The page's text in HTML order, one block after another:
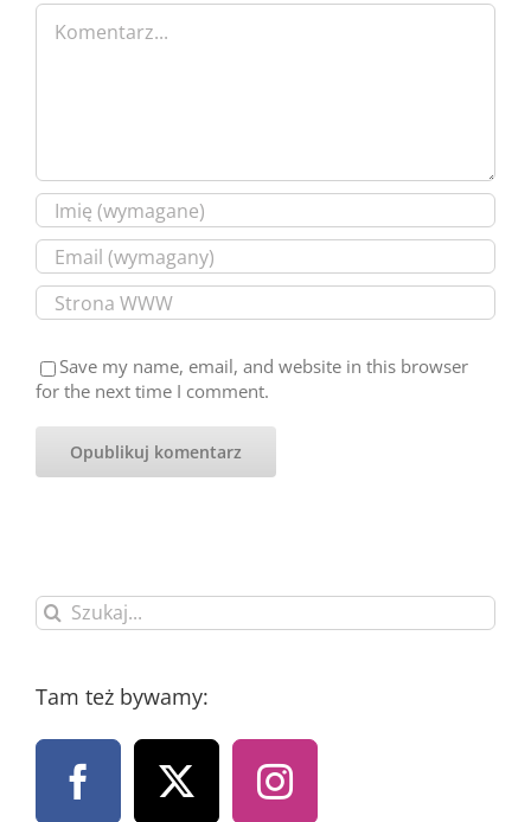
Comment
Save my name, email, and website in this browser
for the next time I comment.
Szukaj
Tam też bywamy: